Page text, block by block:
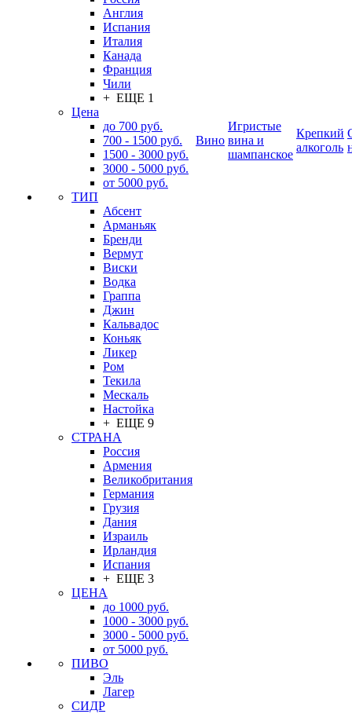
Англия
Испания
Италия
Канада
Франция
Чили
+ ЕЩЕ 1
Цена
до 700 руб.
700 - 1500 руб.
1500 - 3000 руб.
3000 - 5000 руб.
от 5000 руб.
ТИП
Абсент
Арманьяк
Бренди
Вермут
Виски
Водка
Граппа
Джин
Кальвадос
Коньяк
Ликер
Ром
Текила
Мескаль
Настойка
+ ЕЩЕ 9
СТРАНА
Россия
Армения
Великобритания
Германия
Грузия
Дания
Израиль
Ирландия
Испания
+ ЕЩЕ 3
ЦЕНА
до 1000 руб.
1000 - 3000 руб.
3000 - 5000 руб.
от 5000 руб.
ПИВО
Эль
Лагер
СИДР
Вино
Игристые
вина и
шампанское
Крепкий
алкоголь